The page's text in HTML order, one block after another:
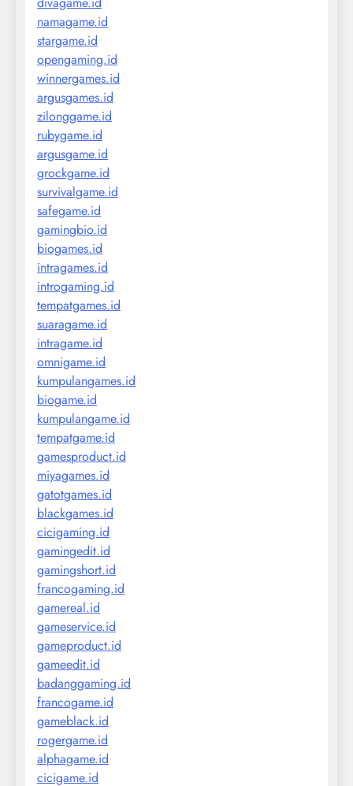
namagame.id
stargame.id
opengaming.id
winnergames.id
argusgames.id
zilonggame.id
rubygame.id
argusgame.id
grockgame.id
survivalgame.id
safegame.id
gamingbio.id
biogames.id
intragames.id
introgaming.id
tempatgames.id
suaragame.id
intragame.id
omnigame.id
kumpulangames.id
biogame.id
kumpulangame.id
tempatgame.id
gamesproduct.id
miyagames.id
gatotgames.id
blackgames.id
cicigaming.id
gamingedit.id
gamingshort.id
francogaming.id
gamereal.id
gameservice.id
gameproduct.id
gameedit.id
badanggaming.id
francogame.id
gameblack.id
rogergame.id
alphagame.id
cicigame.id